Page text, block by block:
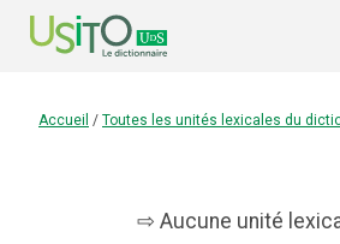
Accueil / Toutes les unités lexicales du
Aucune unité